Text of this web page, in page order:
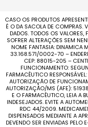
CASO OS PRODUTOS
É O DA SACOLA DE COMPRAS.
DADOS. TODOS OS VALORES,
SOFRER ALTERAÇÕES SEM
NOME FANTASIA: DINAMICA
33.168.571/0002-70 –
CEP: 88015-205 –
FUNCIONAMENTO:
FARMACÊUTICO
AUTORIZAÇÃO DE
AUTORIZAÇÃO/MS (AFE):
E O FARMACÊUTICO, LEIA A
INDESEJADOS. EVITE A
RDC 44/2009.
DISPENSADOS MEDIANTE A
DEVENDO SER ENVIADAS